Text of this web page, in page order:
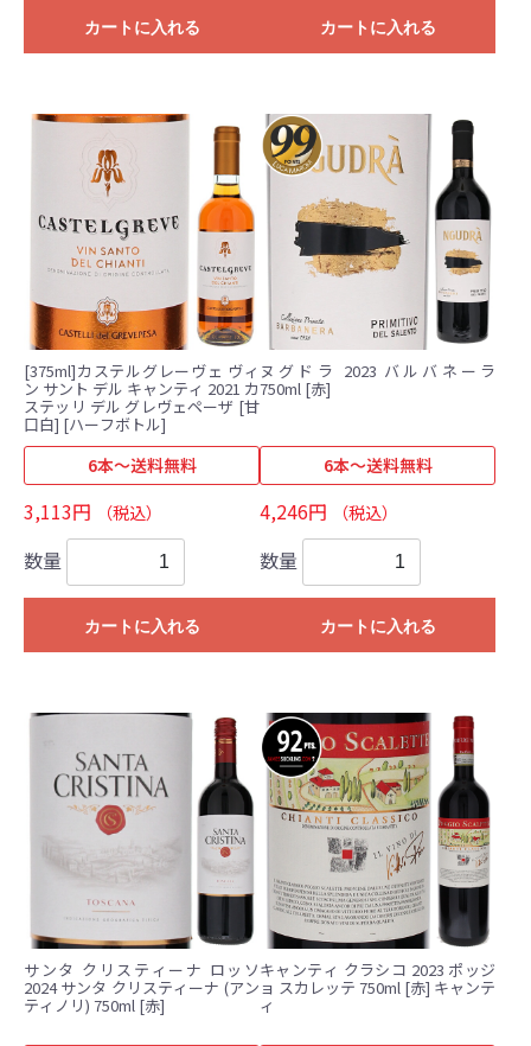
カートに入れる カートに入れる
[375ml]カステルグレーヴェ ヴィ
ン サント デル キャンティ 2021 カ
ステッリ デル グレヴェペーザ [甘
口白] [ハーフボトル]
6本～送料無料
3,113円 （税込）
数量
カートに入れる
ヌグドラ 2023 バルバネーラ
750ml [赤]
6本～送料無料
4,246円 （税込）
数量
カートに入れる
サンタ クリスティーナ ロッソ
2024 サンタ クリスティーナ (アン
ティノリ) 750ml [赤]
キャンティ クラシコ 2023 ポッジ
ョ スカレッテ 750ml [赤] キャンテ
ィ